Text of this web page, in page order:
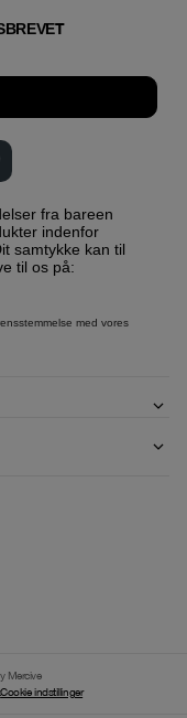
T
fra bareen
indenfor
til os på:
med vores
Mercive
Cookie indstillinger